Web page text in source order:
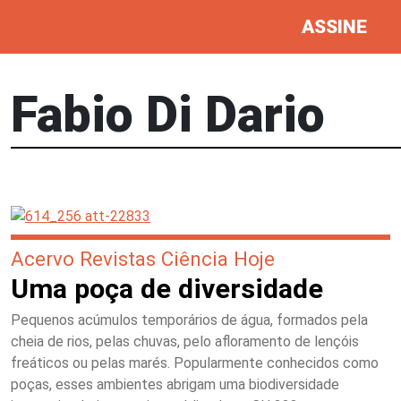
ASSINE
Fabio Di Dario
Acervo Revistas Ciência Hoje
Uma poça de diversidade
Pequenos acúmulos temporários de água, formados pela
cheia de rios, pelas chuvas, pelo aﬂoramento de lençóis
freáticos ou pelas marés. Popularmente conhecidos como
poças, esses ambientes abrigam uma biodiversidade